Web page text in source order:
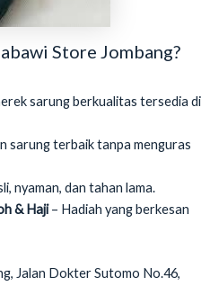
Store Jombang?
sarung berkualitas tersedia di
sarung terbaik tanpa menguras
nyaman, dan tahan lama.
& Haji– Hadiah yang berkesan
Jalan Dokter Sutomo No.46,